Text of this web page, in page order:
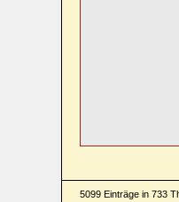
5099 Einträge in 733